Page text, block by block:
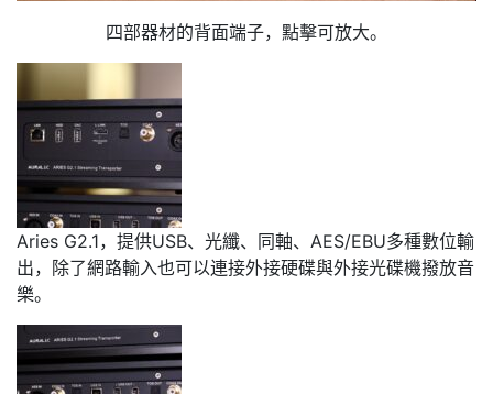
四部器材的背面端子，點擊可放大。
Aries G2.1，提供USB、光纖、同軸、AES/EBU多種數位輸
出，除了網路輸入也可以連接外接硬碟與外接光碟機撥放音
樂。